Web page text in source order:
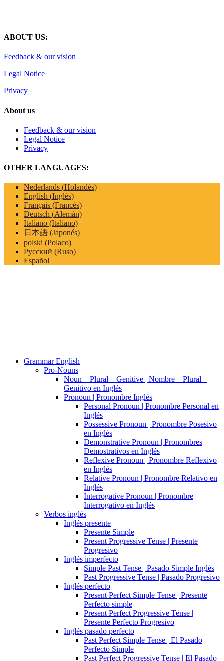
ABOUT US:
Feedback & our vision
Legal Notice
Privacy
About us
Feedback & our vision
Legal Notice
Privacy
OTHER LANGUAGES:
Nederlands (Holandés)
English (Inglés)
Français (Francés)
Deutsch (Alemán)
Italiano (Italiano)
日本語 (Japonés)
polski (Polaco)
Русский (Ruso)
Español
Grammar English
Pro-Nouns
Noun – Plural – Genitive | Nombre – Plural –
Genitivo en Inglés
Pronoun | Pronombre Inglés
Personal Pronoun | Pronombre Personal en
Inglés
Possessive Pronoun | Pronombre Posesivo
en Inglés
Demonstrative Pronoun | Pronombres
Demostrativos en Inglés
Reflexive Pronoun | Pronombre Reflexivo
en Inglés
Relative Pronoun | Pronombre Relativo en
Inglés
Interrogative Pronoun | Pronombre
Interrogativo en Inglés
Verbos inglés
Inglés presente
Presente Simple
Present Progressive Tense | Presente
Progresivo
Inglés imperfecto
Simple Past Tense | Pasado Simple Inglés
Past Progressive Tense | Pasado Progresivo
Inglés perfecto
Present Perfect Simple Tense | Presente
Perfecto simple
Present Perfect Progressive Tense |
Presente Perfecto Progresivo
Inglés pasado perfecto
Past Perfect Simple Tense | El Pasado
Perfecto Simple
Past Perfect Progressive Tense | El Pasado